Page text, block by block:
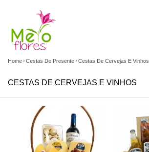
Home Cestas De Presente Cestas De Cervejas E Vinhos
CESTAS DE CERVEJAS E VINHOS